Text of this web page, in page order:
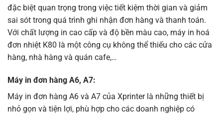
đặc biệt quan trọng trong việc tiết kiệm thời gian và giảm
sai sót trong quá trình ghi nhận đơn hàng và thanh toán.
Với chất lượng in cao cấp và độ bền màu cao, máy in hoá
đơn nhiệt K80 là một công cụ không thể thiếu cho các cửa
hàng, nhà hàng và quán cafe,…
Máy in đơn hàng A6, A7:
Máy in đơn hàng A6 và A7 của Xprinter là những thiết bị
nhỏ gọn và tiện lợi, phù hợp cho các doanh nghiệp có